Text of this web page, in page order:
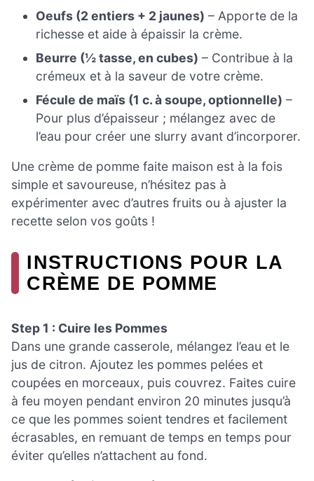
Oeufs (2 entiers + 2 jaunes) – Apporte de la
richesse et aide à épaissir la crème.
Beurre (½ tasse, en cubes) – Contribue à la
crémeux et à la saveur de votre crème.
Fécule de maïs (1 c. à soupe, optionnelle) –
Pour plus d’épaisseur ; mélangez avec de
l’eau pour créer une slurry avant d’incorporer.
Une crème de pomme faite maison est à la fois
simple et savoureuse, n’hésitez pas à
expérimenter avec d’autres fruits ou à ajuster la
recette selon vos goûts !
INSTRUCTIONS POUR LA
CRÈME DE POMME
Step 1 : Cuire les Pommes
Dans une grande casserole, mélangez l’eau et le
jus de citron. Ajoutez les pommes pelées et
coupées en morceaux, puis couvrez. Faites cuire
à feu moyen pendant environ 20 minutes jusqu’à
ce que les pommes soient tendres et facilement
écrasables, en remuant de temps en temps pour
éviter qu’elles n’attachent au fond.